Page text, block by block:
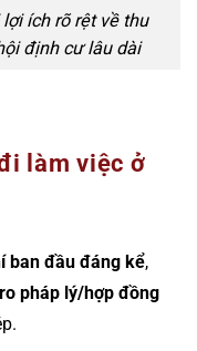
ích rõ rệt về thu
định cư lâu dài
làm việc ở
ban đầu đáng kể,
pháp lý/hợp đồng